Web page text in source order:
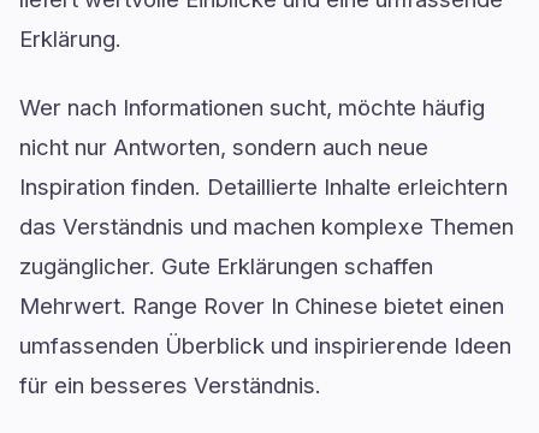
Erklärung.
Wer nach Informationen sucht, möchte häufig
nicht nur Antworten, sondern auch neue
Inspiration finden. Detaillierte Inhalte erleichtern
das Verständnis und machen komplexe Themen
zugänglicher. Gute Erklärungen schaffen
Mehrwert. Range Rover In Chinese bietet einen
umfassenden Überblick und inspirierende Ideen
für ein besseres Verständnis.